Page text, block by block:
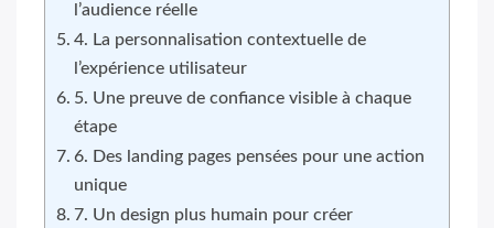
l’audience réelle
4. La personnalisation contextuelle de
l’expérience utilisateur
5. Une preuve de confiance visible à chaque
étape
6. Des landing pages pensées pour une action
unique
7. Un design plus humain pour créer